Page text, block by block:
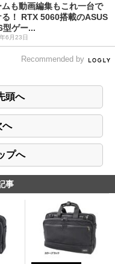
ムも動画編集もこれ一台で
る！ RTX 5060搭載のASUS
型ゲー...
6月23日
Recommended by
頭へ
へ
プへ
事